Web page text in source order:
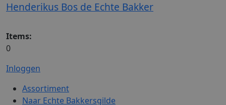
Henderikus Bos de Echte Bakker
Items:
0
Inloggen
Assortiment
Naar Echte Bakkersgilde